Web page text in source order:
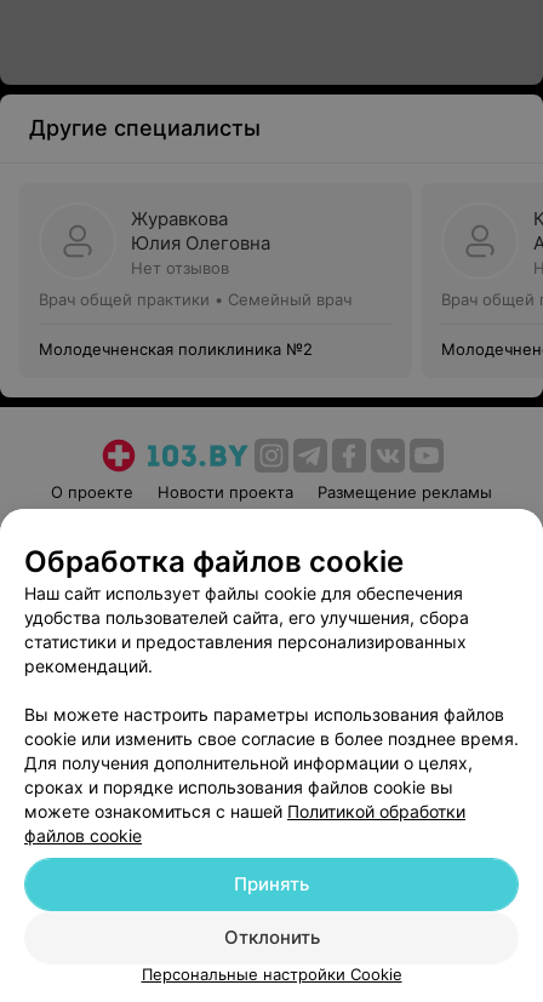
Другие специалисты
Журавкова
Юлия Олеговна
Нет отзывов
Врач общей практики • Семейный врач
Молодечненская поликлиника №2
Врач общей
О проекте Новости проекта
Размещение рекламы
Пользовательское соглашение
Способы оплаты
Вакансии
Партнеры
Написать руководителю 103.by
Обработка персональных данных
© 2026 ООО «Артокс Лаб», УНП 191700409
| 220012, Республика Беларусь,
Служба поддержки +375 291212755
Обработка файлов cookie
Наш сайт использует файлы cookie для обеспечения
удобства пользователей сайта, его улучшения, сбора
статистики и предоставления персонализированных
рекомендаций.
Вы можете настроить параметры использования файлов
cookie или изменить свое согласие в более позднее время.
Для получения дополнительной информации о целях,
сроках и порядке использования файлов cookie вы
можете ознакомиться с нашей Политикой обработки
файлов cookie
Отклонить
Принять
Персональные настройки Cookie